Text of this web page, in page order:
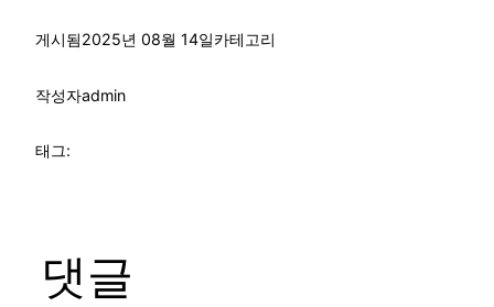
게시됨2025년 08월 14일카테고리
작성자admin
태그:
댓글